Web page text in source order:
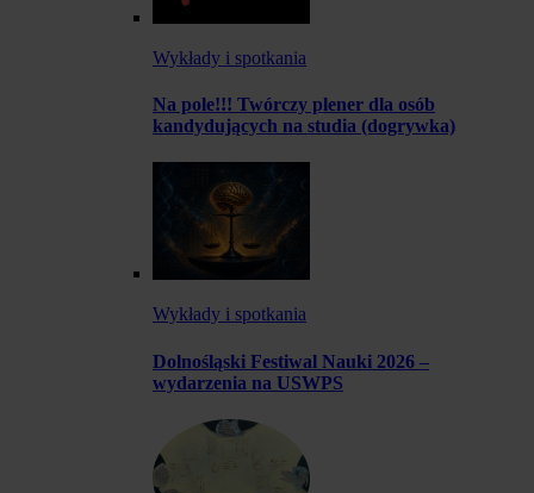
Wykłady i spotkania
Na pole!!! Twórczy plener dla osób
kandydujących na studia (dogrywka)
Wykłady i spotkania
Dolnośląski Festiwal Nauki 2026 –
wydarzenia na USWPS